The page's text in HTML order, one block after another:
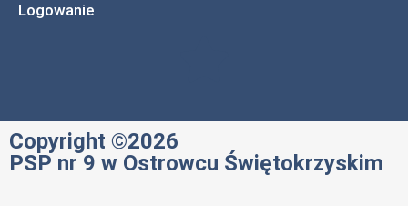
Logowanie
Copyright ©2026
PSP nr 9 w Ostrowcu Świętokrzyskim